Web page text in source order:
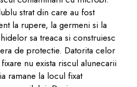
strat din care au fost
la rupere, la germeni si la
sa treaca si construiesc
de protectie. Datorita celor
nu exista riscul alunecarii
ramane la locul fixat